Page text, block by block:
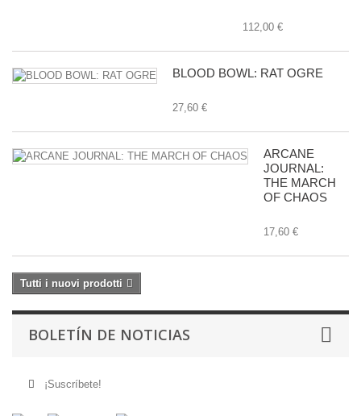
112,00 €
BLOOD BOWL: RAT OGRE
27,60 €
ARCANE
JOURNAL:
THE MARCH
OF CHAOS
17,60 €
Tutti i nuovi prodotti
BOLETÍN DE NOTICIAS
¡Suscríbete!